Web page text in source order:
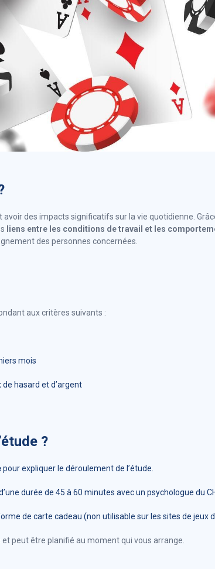
avoir des impacts significatifs sur la vie quotidienne.
liens entre les conditions de travail et les
des personnes concernées.
aux critères suivants :
mois
hasard et d’argent
?
pour expliquer le déroulement de l’étude.
durée de 45 à 60 minutes avec un psychologue du
de carte cadeau (non utilisable sur les sites de jeux
peut être planifié au moment qui vous arrange.